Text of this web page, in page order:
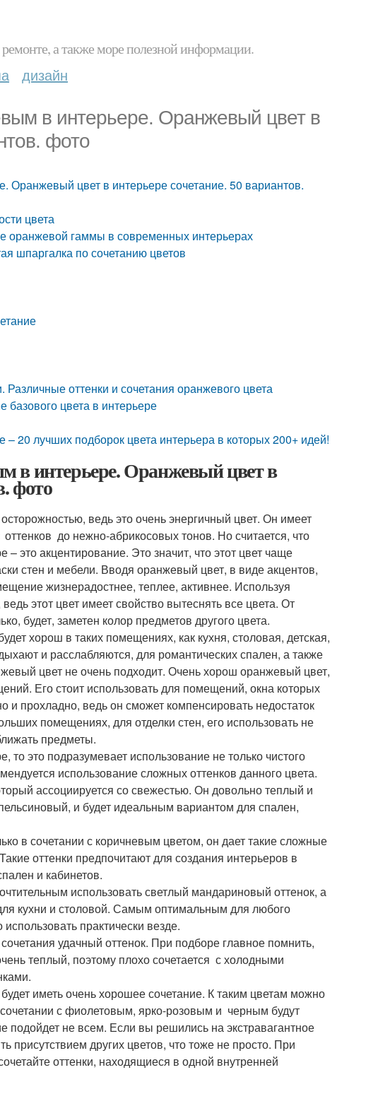
ремонте, а также море полезной информации.
дизайн
в интерьере. Оранжевый цвет в
фото
Оранжевый цвет в интерьере сочетание. 50 вариантов.
цвета
оранжевой гаммы в современных интерьерах
шпаргалка по сочетанию цветов
оттенки и сочетания оранжевого цвета
цвета в интерьере
20 лучших подборок цвета интерьера в которых 200+ идей!
в интерьере. Оранжевый цвет в
фото
ведь это очень энергичный цвет. Он имеет
до нежно-абрикосовых тонов. Но считается, что
это акцентирование. Это значит, что этот цвет чаще
стен и мебели. Вводя оранжевый цвет, в виде акцентов,
жизнерадостнее, теплее, активнее. Используя
этот цвет имеет свойство вытеснять все цвета. От
будет, заметен колор предметов другого цвета.
хорош в таких помещениях, как кухня, столовая, детская,
и расслабляются, для романтических спален, а также
цвет не очень подходит. Очень хорош оранжевый цвет,
Его стоит использовать для помещений, окна которых
и прохладно, ведь он сможет компенсировать недостаток
помещениях, для отделки стен, его использовать не
предметы.
то это подразумевает использование не только чистого
использование сложных оттенков данного цвета.
ассоциируется со свежестью. Он довольно теплый и
и будет идеальным вариантом для спален,
в сочетании с коричневым цветом, он дает такие сложные
оттенки предпочитают для создания интерьеров в
и кабинетов.
использовать светлый мандариновый оттенок, а
кухни и столовой. Самым оптимальным для любого
практически везде.
удачный оттенок. При подборе главное помнить,
теплый, поэтому плохо сочетается с холодными
иметь очень хорошее сочетание. К таким цветам можно
с фиолетовым, ярко-розовым и черным будут
подойдет не всем. Если вы решились на экстравагантное
присутствием других цветов, что тоже не просто. При
оттенки, находящиеся в одной внутренней